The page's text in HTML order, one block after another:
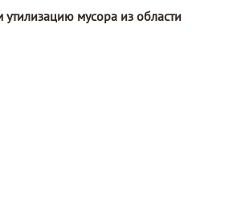
мусора из области